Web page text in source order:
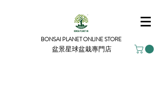
BONSAI PLANET ONLINE STORE
盆景星球盆栽專門店